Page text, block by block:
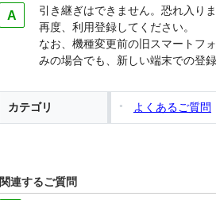
引き継ぎはできません。恐れ入り
再度、利用登録してください。
なお、機種変更前の旧スマートフ
みの場合でも、新しい端末での登
カテゴリ よくあるご質問
関連するご質問